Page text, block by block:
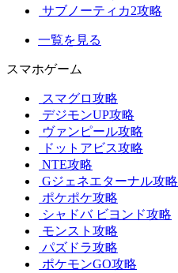
サブノーティカ2攻略
一覧を見る
スマホゲーム
スマグロ攻略
デジモンUP攻略
ヴァンピール攻略
ドットアビス攻略
NTE攻略
Gジェネエターナル攻略
ポケポケ攻略
シャドバ ビヨンド攻略
モンスト攻略
パズドラ攻略
ポケモンGO攻略